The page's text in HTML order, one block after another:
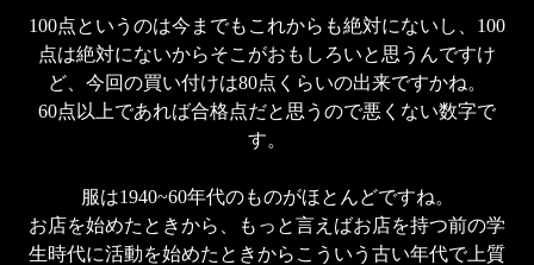
100点というのは今までもこれからも絶対にないし、100
点は絶対にないからそこがおもしろいと思うんですけ
ど、今回の買い付けは80点くらいの出来ですかね。
60点以上であれば合格点だと思うので悪くない数字で
す。
服は1940~60年代のものがほとんどですね。
お店を始めたときから、もっと言えばお店を持つ前の学
生時代に活動を始めたときからこういう古い年代で上質